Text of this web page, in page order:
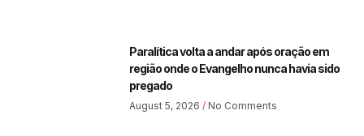
Paralítica volta a andar após oração em
região onde o Evangelho nunca havia sido
pregado
August 5, 2026 No Comments